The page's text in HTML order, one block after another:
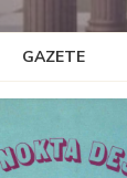
GAZETE